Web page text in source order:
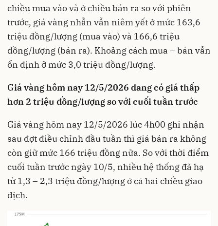
chiều mua vào và ở chiều bán ra so với phiên
trước, giá vàng nhẫn vẫn niêm yết ở mức 163,6
triệu đồng/lượng (mua vào) và 166,6 triệu
đồng/lượng (bán ra). Khoảng cách mua – bán vẫn
ổn định ở mức 3,0 triệu đồng/lượng.
Giá vàng hôm nay 12/5/2026 đang có giá thấp
hơn 2 triệu đồng/lượng so với cuối tuần trước
Giá vàng hôm nay 12/5/2026 lúc 4h00 ghi nhận
sau đợt điều chỉnh đầu tuần thì giá bán ra không
còn giữ mức 166 triệu đồng nữa. So với thời điểm
cuối tuần trước ngày 10/5, nhiều hệ thống đã hạ
từ 1,3 – 2,3 triệu đồng/lượng ở cả hai chiều giao
dịch.